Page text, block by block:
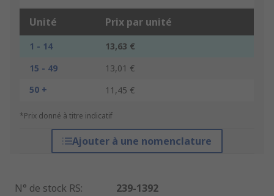
Unité Prix par unité
1 - 14
13,63 €
15 - 49
13,01 €
50 +
11,45 €
*Prix donné à titre indicatif
Ajouter à une nomenclature
N° de stock RS:
239-1392